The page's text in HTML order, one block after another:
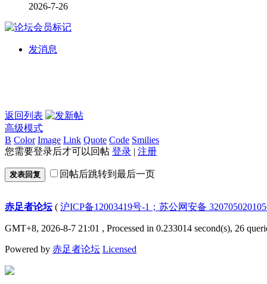
2026-7-26
发消息
返回列表
高级模式
B Color Image Link Quote Code Smilies
您需要登录后才可以回帖 登录 | 注册
发表回复 回帖后跳转到最后一页
赤足者论坛( 沪ICP备12003419号-1；苏公网安备
GMT+8, 2026-8-7 21:01 , Processed in 0.233014 second(s), 26
Powered by 赤足者论坛 Licensed